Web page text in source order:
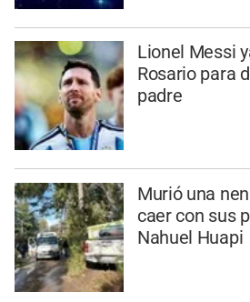
Lionel Messi
Rosario para
padre
Murió una
caer con sus
Nahuel Huapi